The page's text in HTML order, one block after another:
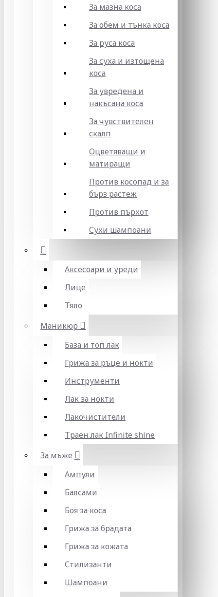
За мазна коса
За обем и тънка коса
За руса коса
За суха и изтощена
коса
За увредена и
накъсана коса
За чувствителен
скалп
Оцветяващи и
матиращи
Против косопад и за
бърз растеж
Против пърхот
Сухи шампоани
Аксесоари и уреди
Лице
Тяло
Маникюр
База и топ лак
Грижа за ръце и нокти
Инструменти
Лак за нокти
Лакочистители
Траен лак Infinite shine
За мъже
Ампули
Балсами
Боя за коса
Грижа за брадата
Грижа за кожата
Стилизанти
Шампоани